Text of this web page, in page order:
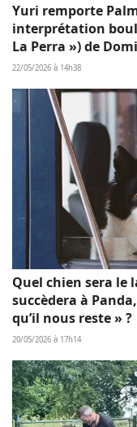
Yuri remporte
interprétation
La Perra ») de
22/05/2026 à 14h38
Quel chien sera le
succèdera à
qu’il nous reste » ?
20/05/2026 à 17h14